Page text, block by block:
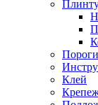
Пороги
Клей